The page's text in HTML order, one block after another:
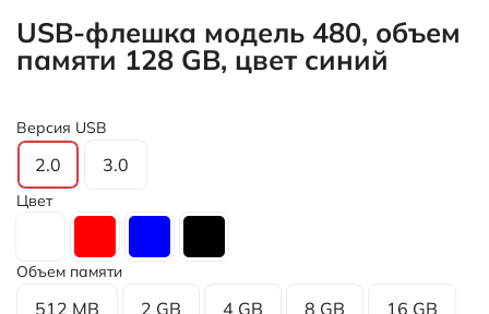
USB-флешка модель 480, объем
памяти 128 GB, цвет синий
Версия USB
2.0 3.0
Цвет
Объем памяти
512 MB 2 GB 4 GB 8 GB 16 GB